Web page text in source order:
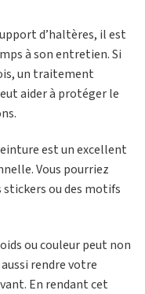
d’haltères, il est
à son entretien. Si
un traitement
aider à protéger le
est un excellent
Vous pourriez
stickers ou des motifs
ou couleur peut non
rendre votre
En rendant cet